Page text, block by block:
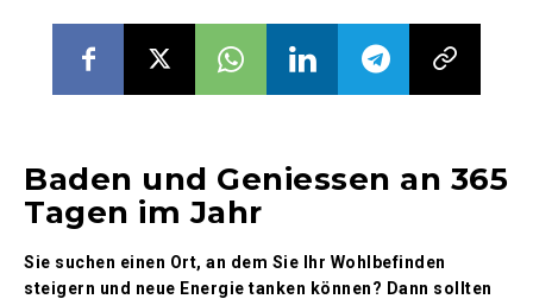
Baden und Geniessen an 365
Tagen im Jahr
Sie suchen einen Ort, an dem Sie Ihr Wohlbefinden
steigern und neue Energie tanken können? Dann sollten